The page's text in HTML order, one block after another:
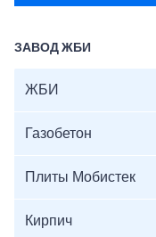
ЗАВОД ЖБИ
ЖБИ
Газобетон
Плиты Мобистек
Кирпич